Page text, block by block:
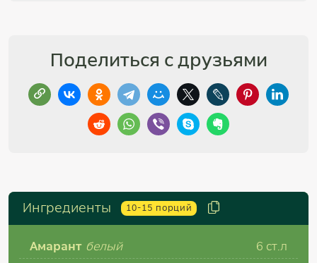
Поделиться с друзьями
Ингредиенты 10-15 порций
Амарант белый 6 ст.л